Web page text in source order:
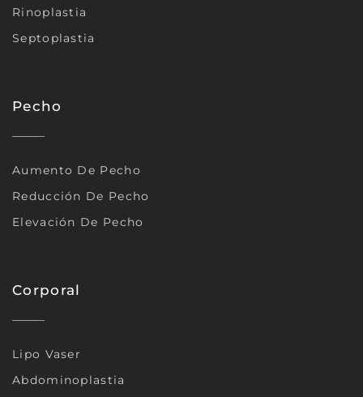
Rinoplastia
Septoplastia
Pecho
Aumento De Pecho
Reducción De Pecho
Elevación De Pecho
Corporal
Lipo Vaser
Abdominoplastia